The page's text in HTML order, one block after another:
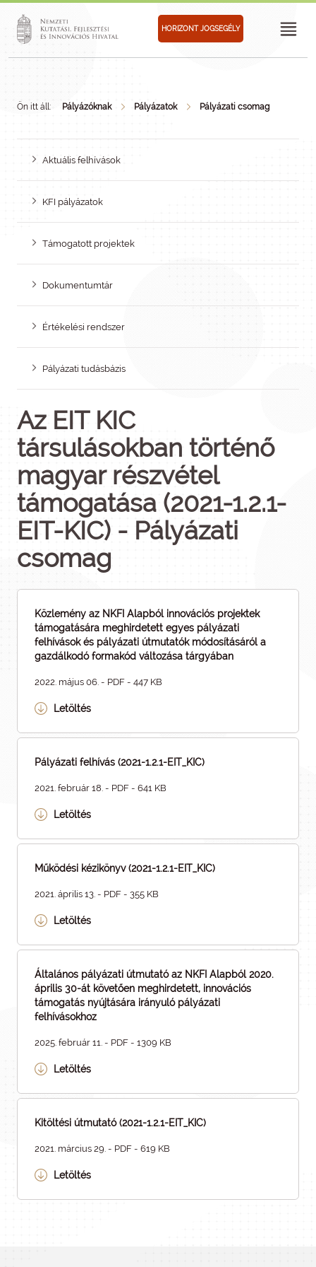
HORIZONT JOGSEGÉLY
Ön itt áll: Pályázóknak Pályázatok Pályázati csomag
Aktuális felhívások
KFI pályázatok
Támogatott projektek
Dokumentumtár
Értékelési rendszer
Pályázati tudásbázis
Az EIT KIC
társulásokban történő
magyar részvétel
támogatása (2021-1.2.1-
EIT-KIC) - Pályázati
csomag
Közlemény az NKFI Alapból innovációs projektek
támogatására meghirdetett egyes pályázati
felhívások és pályázati útmutatók módosításáról a
gazdálkodó formakód változása tárgyában
2022. május 06. - PDF - 447 KB
Letöltés
Pályázati felhívás (2021-1.2.1-EIT_KIC)
2021. február 18. - PDF - 641 KB
Letöltés
Működési kézikönyv (2021-1.2.1-EIT_KIC)
2021. április 13. - PDF - 355 KB
Letöltés
Általános pályázati útmutató az NKFI Alapból 2020.
április 30-át követően meghirdetett, innovációs
támogatás nyújtására irányuló pályázati
felhívásokhoz
2025. február 11. - PDF - 1309 KB
Letöltés
Kitöltési útmutató (2021-1.2.1-EIT_KIC)
2021. március 29. - PDF - 619 KB
Letöltés